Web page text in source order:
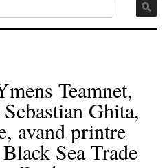
Teamnet,
Ghita,
avand printre
Sea Trade